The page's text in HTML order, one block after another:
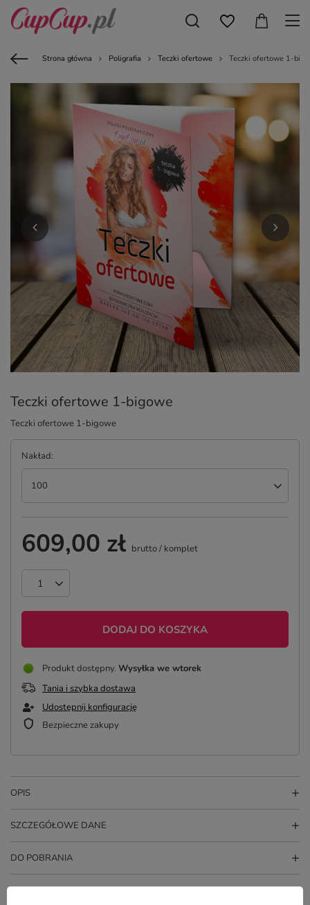
Strona główna Poligrafia Teczki ofertowe Teczki ofertowe 1-
Teczki ofertowe 1-bigowe
Teczki ofertowe 1-bigowe
Nakład
100
609,00 zł brutto/ komplet
DODAJ DO KOSZYKA
Produkt dostępny Wysyłka we wtorek
Tania i szybka dostawa
Udostępnij konfigurację
Bezpieczne zakupy
OPIS
SZCZEGÓŁOWE DANE
DO POBRANIA
OPINIE (0)